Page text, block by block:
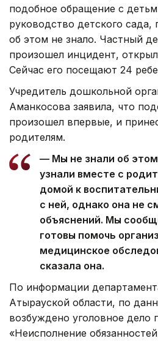
подобное обращение с
руководство детского
об этом не знало. Частный
произошел инцидент,
Сейчас его посещают 24
Учредитель дошкольной
Аманкосова заявила, что
произошел впервые, и
родителям.
— Мы не знали об
узнали вместе с
домой к
с ней, однако она не
объяснений. Мы
готовы помочь
медицинское
сказала она.
По информации
Атырауской области, по
возбуждено уголовное дело
«Неисполнение